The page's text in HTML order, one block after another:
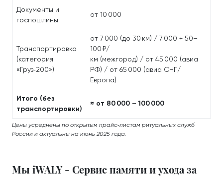
Документы и
госпошлины
от 10 000
Транспортировка
(категория
«Груз‑200»)
от 7 000 (до 30 км) / 7 000 + 50–
100 ₽/
км (межгород) / от 45 000 (авиа
РФ) / от 65 000 (авиа СНГ/
Европа)
Итого (без
транспортировки)
≈ от 80 000 – 100 000
Цены усреднены по открытым прайс‑листам ритуальных служб
России и актуальны на июнь 2025 года.
Мы iWALY - Сервис памяти и ухода за